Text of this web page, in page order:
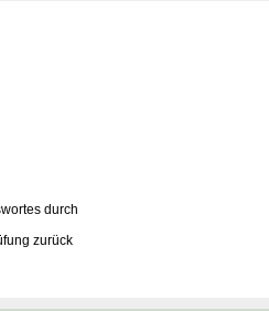
durch
zurück